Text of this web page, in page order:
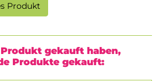
Produkt
gekauft haben,
Produkte gekauft: